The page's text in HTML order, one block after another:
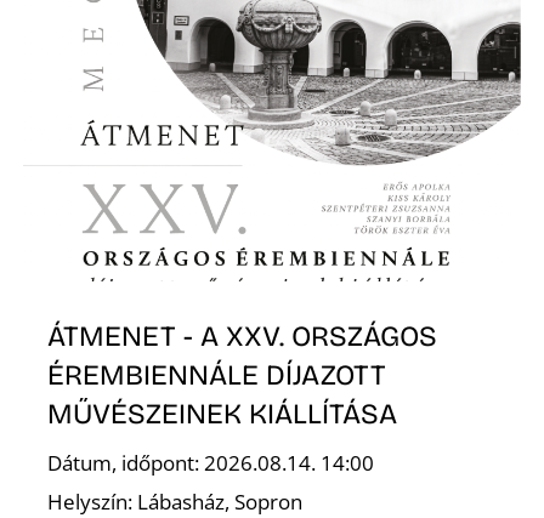
ÁTMENET - A XXV. ORSZÁGOS
ÉREMBIENNÁLE DÍJAZOTT
MŰVÉSZEINEK KIÁLLÍTÁSA
Dátum, időpont: 2026.08.14. 14:00
Helyszín: Lábasház, Sopron